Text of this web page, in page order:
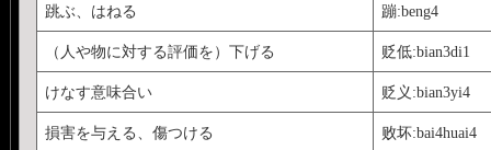
跳ぶ、はねる 蹦:beng4
（人や物に対する評価を）下げる 贬低:bian3di1
けなす意味合い 贬义:bian3yi4
損害を与える、傷つける 败坏:bai4huai4